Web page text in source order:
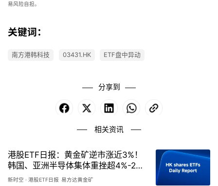
易风险自担。
关键词：
南方港韩科技 03431.HK ETF盘中异动
分享到
Facebook LinkedIn WhatsApp
相关资讯
港股ETF日报：黄金矿逆市涨近3%！
韩国、亚洲半导体集体重挫超4%-202
60806
新时空 ·港股ETF日报 易方达黄金矿